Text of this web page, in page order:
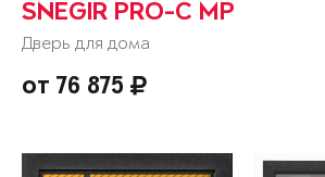
SNEGIR PRO-C MP
Дверь для дома
от 76 875